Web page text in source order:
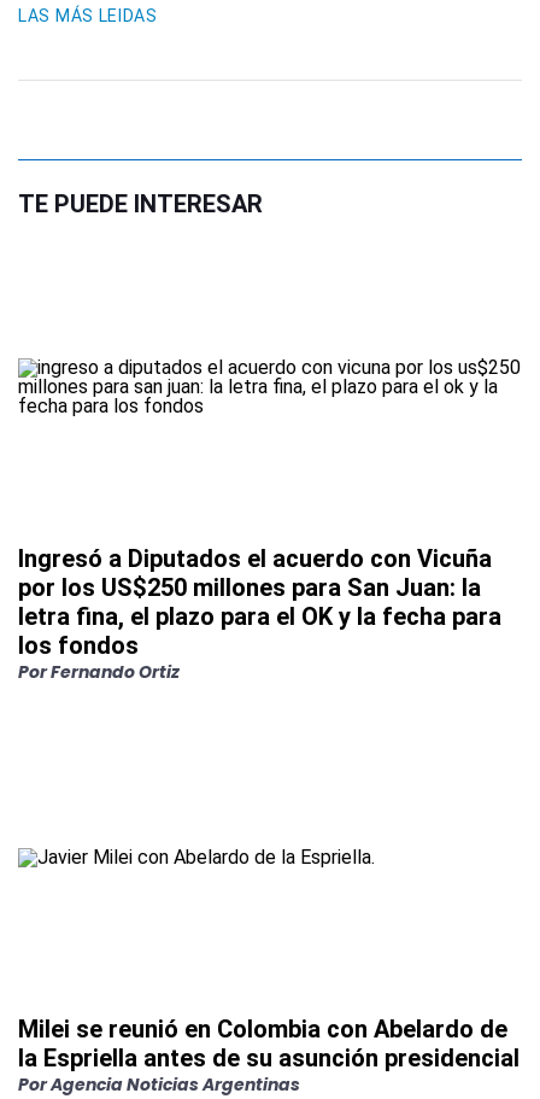
LAS MÁS LEIDAS
TE PUEDE INTERESAR
Ingresó a Diputados el acuerdo con Vicuña
por los US$250 millones para San Juan: la
letra fina, el plazo para el OK y la fecha para
los fondos
PorFernando Ortiz
Milei se reunió en Colombia con Abelardo de
la Espriella antes de su asunción presidencial
PorAgencia Noticias Argentinas